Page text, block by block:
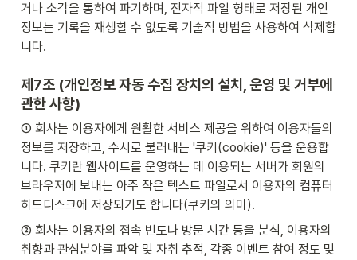
거나 소각을 통하여 파기하며, 전자적 파일 형태로 저장된 개인
정보는 기록을 재생할 수 없도록 기술적 방법을 사용하여 삭제합
니다.
제7조 (개인정보 자동 수집 장치의 설치, 운영 및 거부에
관한 사항)
① 회사는 이용자에게 원활한 서비스 제공을 위하여 이용자들의
정보를 저장하고, 수시로 불러내는 '쿠키(cookie)' 등을 운용합
니다. 쿠키란 웹사이트를 운영하는 데 이용되는 서버가 회원의
브라우저에 보내는 아주 작은 텍스트 파일로서 이용자의 컴퓨터
하드디스크에 저장되기도 합니다(쿠키의 의미).
② 회사는 이용자의 접속 빈도나 방문 시간 등을 분석, 이용자의
취향과 관심분야를 파악 및 자취 추적, 각종 이벤트 참여 정도 및